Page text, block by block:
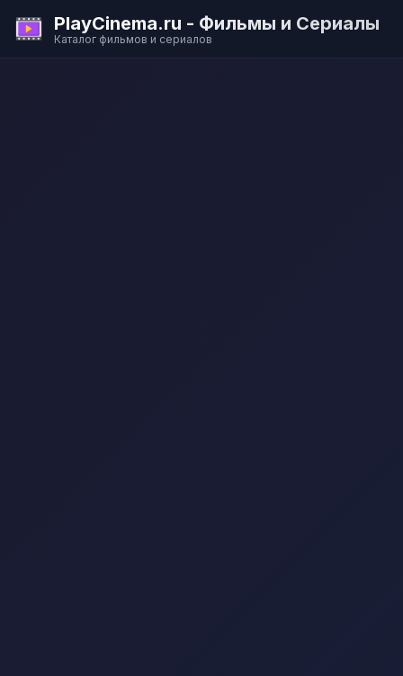
PlayCinema.ru - Фильмы и Сериалы
Каталог фильмов и сериалов